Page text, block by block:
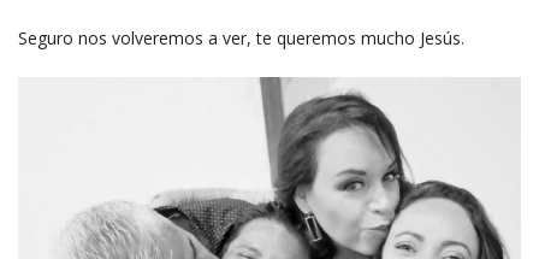
Seguro nos volveremos a ver, te queremos mucho Jesús.